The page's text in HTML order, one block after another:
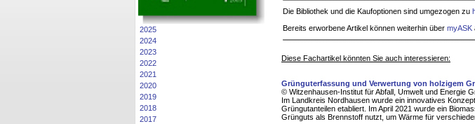
2025
2024
2023
2022
2021
2020
2019
2018
2017
Die Bibliothek und die Kaufoptionen sind umgezogen zu
Bereits erworbene Artikel können weiterhin über myASK
Diese Fachartikel könnten Sie auch interessieren:
Grünguterfassung und Verwertung von holzigem
© Witzenhausen-Institut für Abfall, Umwelt und Energie
Im Landkreis Nordhausen wurde ein innovatives
Grüngutanteilen etabliert. Im April 2021 wurde ein
Grünguts als Brennstoff nutzt, um Wärme für